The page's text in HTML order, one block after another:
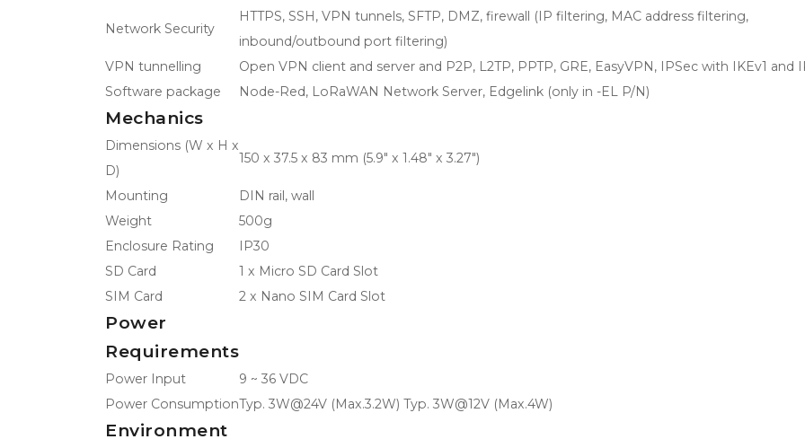
Network Security
HTTPS, SSH, VPN tunnels, SFTP, DMZ, firewall (IP filtering, MAC address filtering,
inbound/outbound port filtering)
VPN tunnelling
Open VPN client and server and P2P, L2TP, PPTP, GRE, EasyVPN, IPSec with IKEv1 and
Software package
Node-Red, LoRaWAN Network Server, Edgelink (only in -EL P/N)
Mechanics
Dimensions (W x H x
D)
150 x 37.5 x 83 mm (5.9" x 1.48" x 3.27")
Mounting
DIN rail, wall
Weight
500g
Enclosure Rating
IP30
SD Card
1 x Micro SD Card Slot
SIM Card
2 x Nano SIM Card Slot
Power
Requirements
Power Input
9 ~ 36 VDC
Power ConsumptionTyp. 3W@24V (Max.3.2W) Typ. 3W@12V (Max.4W)
Environment